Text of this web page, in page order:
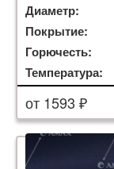
Диаметр:
Покрытие:
Горючесть:
Температура:
от 1593 ₽